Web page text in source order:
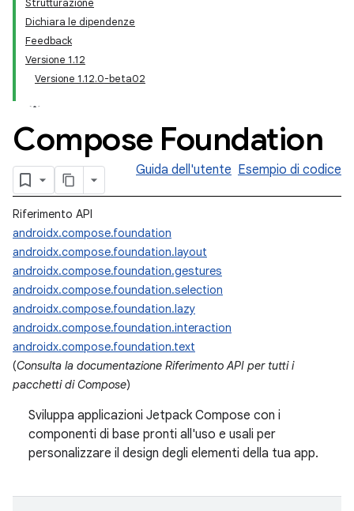
Strutturazione
Dichiara le dipendenze
Feedback
Versione 1.12
Versione 1.12.0-beta02
Compose Foundation
Guida dell'utente Esempio di codice
Riferimento API
androidx.compose.foundation
androidx.compose.foundation.layout
androidx.compose.foundation.gestures
androidx.compose.foundation.selection
androidx.compose.foundation.lazy
androidx.compose.foundation.interaction
androidx.compose.foundation.text
(Consulta la documentazione Riferimento API per tutti i
pacchetti di Compose)
Sviluppa applicazioni Jetpack Compose con i
componenti di base pronti all'uso e usali per
personalizzare il design degli elementi della tua app.